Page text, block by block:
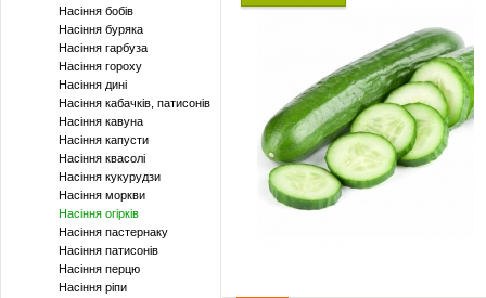
Насіння бобів
Насіння буряка
Насіння гарбуза
Насіння гороху
Насіння дині
Насіння кабачків, патисонів
Насіння кавуна
Насіння капусти
Насіння квасолі
Насіння кукурудзи
Насіння моркви
Насіння огірків
Насіння пастернаку
Насіння патисонів
Насіння перцю
Насіння ріпи